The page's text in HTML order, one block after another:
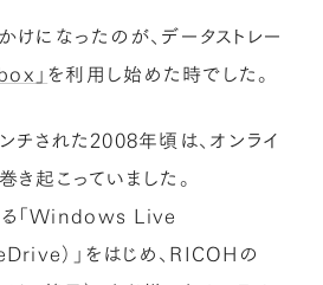
けになったのが、データストレー
」 を利用し始めた時でした。
チされた2008年頃は、オンライ
き起こっていました。
「Windows Live
）」をはじめ、RICOHの